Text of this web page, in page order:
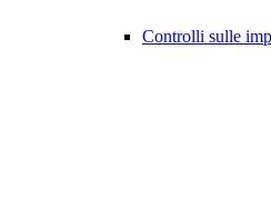
Controlli sulle